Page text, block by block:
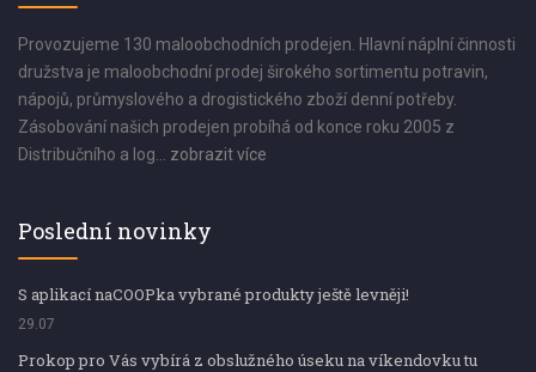
Provozujeme 130 maloobchodních prodejen. Hlavní náplní činnosti
družstva je maloobchodní prodej širokého sortimentu potravin,
nápojů, průmyslového a drogistického zboží denní potřeby.
Zásobování našich prodejen probíhá od konce roku 2005 z
Distribučního a log... zobrazit více
Poslední novinky
S aplikací naCOOPka vybrané produkty ještě levněji!
29.07
Prokop pro Vás vybírá z obslužného úseku na víkendovku tu